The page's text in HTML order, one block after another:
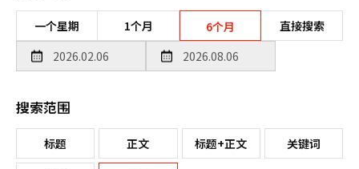
一个星期 1个月 6个月 直接搜索
搜索范围
标题 正文 标题+正文 关键词